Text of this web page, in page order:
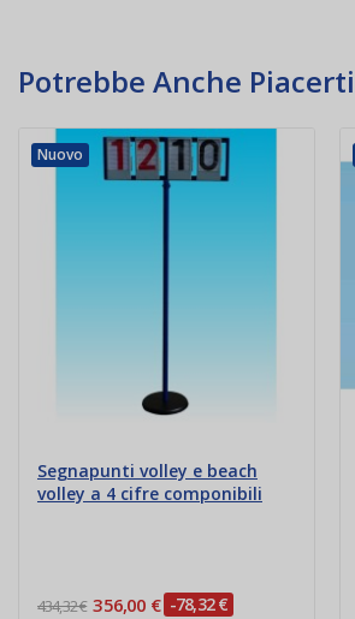
Potrebbe Anche Piacerti
Nuovo
Segnapunti volley e beach
volley a 4 cifre componibili
434,32 € 356,00 € -78,32 €